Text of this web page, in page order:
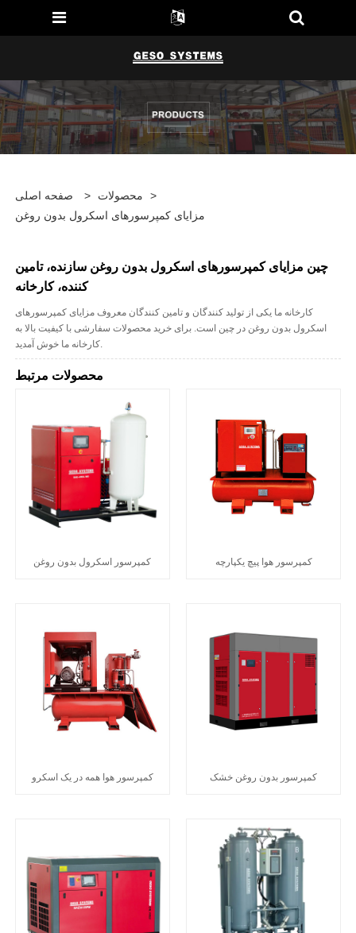
صفحه اصلی > محصولات
>
مزایای کمپرسورهای اسکرول بدون روغن
چین مزایای کمپرسورهای اسکرول بدون روغن سازنده، تامین
کننده، کارخانه
کارخانه ما یکی از تولید کنندگان و تامین کنندگان معروف مزایای کمپرسورهای
اسکرول بدون روغن در چین است. برای خرید محصولات سفارشی با کیفیت بالا به
کارخانه ما خوش آمدید.
محصولات مرتبط
کمپرسور اسکرول بدون روغن کمپرسور هوا پیچ یکپارچه
کمپرسور هوا همه در یک اسکرو کمپرسور بدون روغن خشک